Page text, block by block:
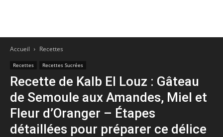
Accueil Recettes
Recettes Recettes Sucrées
Recette de Kalb El Louz : Gâteau
de Semoule aux Amandes, Miel et
Fleur d’Oranger – Étapes
détaillées pour préparer ce délice